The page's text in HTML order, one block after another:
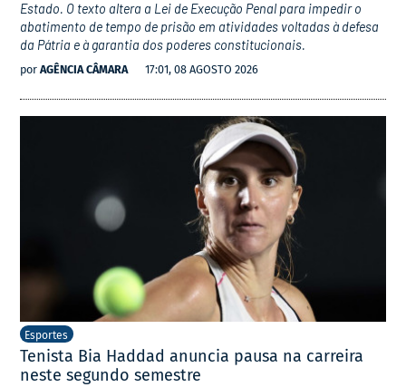
Estado. O texto altera a Lei de Execução Penal para impedir o
abatimento de tempo de prisão em atividades voltadas à defesa
da Pátria e à garantia dos poderes constitucionais.
por AGÊNCIA CÂMARA 17:01, 08 AGOSTO 2026
Esportes
Tenista Bia Haddad anuncia pausa na carreira
neste segundo semestre